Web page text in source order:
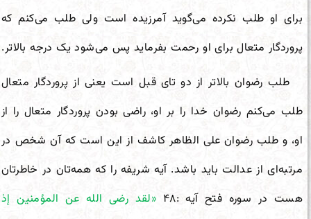
برای او طلب نکرده می‌گوید آمرزیده است ولی طلب می‌کنم که
پروردگار متعال برای او رحمت بفرماید پس می‌شود یک درجه بالاتر.
طلب رضوان بالاتر از دو تای قبل است یعنی از پروردگار متعال
طلب می‌کنم رضوان خدا را بر او، راضی بودن پروردگار متعال را از
او، و طلب رضوان علی الظاهر کاشف از این است که آن شخص در
مرتبه‌ای از عدالت باید باشد. آیه شریفه را که همه‌تان در خاطرتان
هست در سوره فتح آیه :۴۸
«لقد رضی الله عن المؤمنین إذ